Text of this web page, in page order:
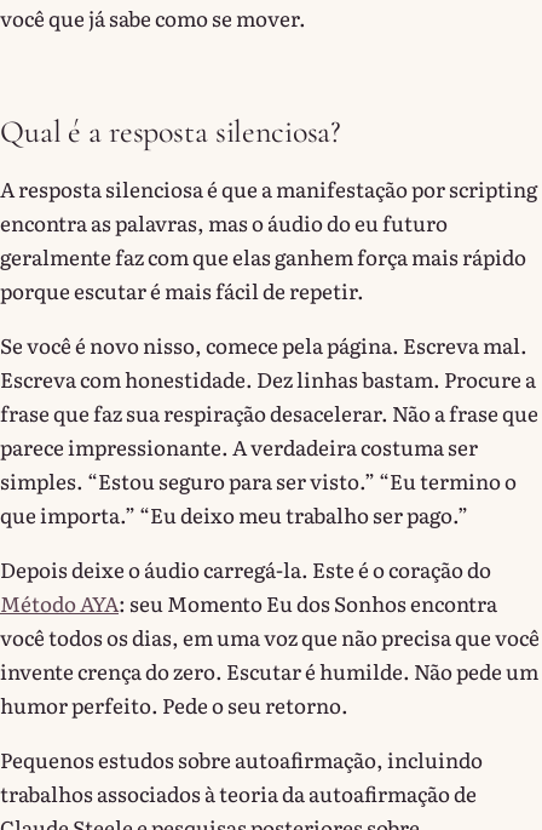
você que já sabe como se mover.
Qual é a resposta silenciosa?
A resposta silenciosa é que a manifestação por scripting
encontra as palavras, mas o áudio do eu futuro
geralmente faz com que elas ganhem força mais rápido
porque escutar é mais fácil de repetir.
Se você é novo nisso, comece pela página. Escreva mal.
Escreva com honestidade. Dez linhas bastam. Procure a
frase que faz sua respiração desacelerar. Não a frase que
parece impressionante. A verdadeira costuma ser
simples. “Estou seguro para ser visto.” “Eu termino o
que importa.” “Eu deixo meu trabalho ser pago.”
Depois deixe o áudio carregá-la. Este é o coração do
Método AYA: seu Momento Eu dos Sonhos encontra
você todos os dias, em uma voz que não precisa que você
invente crença do zero. Escutar é humilde. Não pede um
humor perfeito. Pede o seu retorno.
Pequenos estudos sobre autoafirmação, incluindo
trabalhos associados à teoria da autoafirmação de